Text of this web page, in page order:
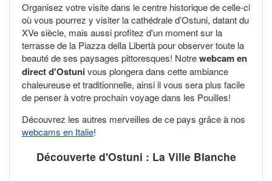
Organisez votre visite dans le centre historique de celle-ci
où vous pourrez y visiter la cathédrale d’Ostuni, datant du
XVe siècle, mais aussi profitez d'un moment sur la
terrasse de la Piazza della Libertà pour observer toute la
beauté de ses paysages pittoresques! Notrewebcam en
direct d'Ostunivous plongera dans cette ambiance
chaleureuse et traditionnelle, ainsi il vous sera plus facile
de penser à votre prochain voyage dans les Pouilles!
Découvrez les autres merveilles de ce pays grâce à nos
webcams en Italie!
Découverte d'Ostuni : La Ville Blanche